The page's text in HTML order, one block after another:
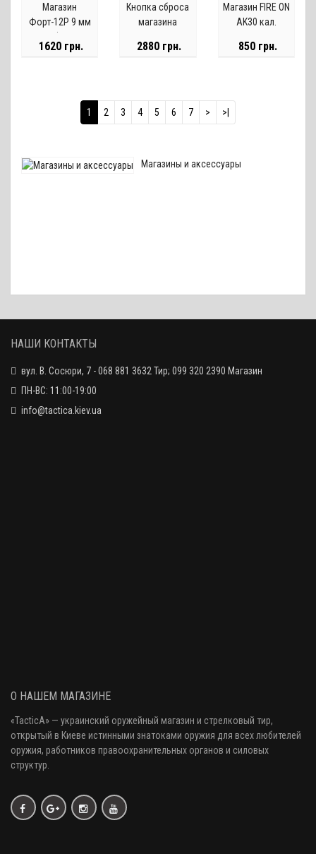
Магазин
Форт-12Р 9 мм
версия)
1620 грн.
Кнопка сброса
магазина
увеличенная
2880 грн.
Магазин FIRE ON
AK30 кал.
патронов. Black
850 грн.
1 2 3 4 5 6 7 > >|
Магазины и аксессуары
НАШИ КОНТАКТЫ
вул. В. Сосюри, 7 - 068 881 3632 Тир; 099 320 2390 Магазин
ПН-ВС: 11:00-19:00
info@tactica.kiev.ua
О НАШЕМ МАГАЗИНЕ
«TacticA» — украинский оружейный магазин и стрелковый тир,
открытый в Киеве истинными знатоками оружия для всех любителей
оружия, работников правоохранительных органов и силовых
структур.